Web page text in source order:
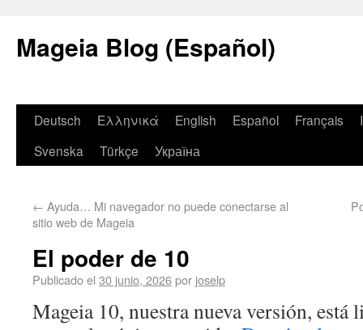
Mageia Blog (Español)
Deutsch Ελληνικά English Español Français
Svenska
Türkçe Україна
← Ayuda… Mi navegador no puede conectarse al
sitio web de Mageia
El poder de 10
Publicado el 30 junio, 2026por joselp
Mageia 10, nuestra nueva versión, está